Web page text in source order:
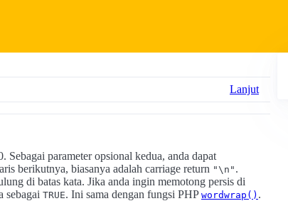
Lanjut
parameter opsional kedua, anda dapat
berikutnya, biasanya adalah carriage return "\n" .
di batas kata. Jika anda ingin memotong persis di
sebagai TRUE. Ini sama dengan fungsi PHP wordwrap() .